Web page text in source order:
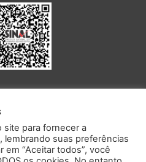
site para fornecer a
lembrando suas preferências
em “Aceitar todos”, você